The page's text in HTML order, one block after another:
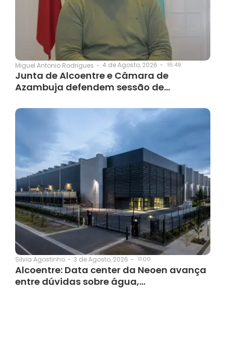
Miguel Antonio Rodrigues - 4 de Agosto, 2026 - 16:49
Junta de Alcoentre e Câmara de
Azambuja defendem sessão de…
Silvia Agostinho - 3 de Agosto, 2026 - 11:00
Alcoentre: Data center da Neoen avança
entre dúvidas sobre água,…